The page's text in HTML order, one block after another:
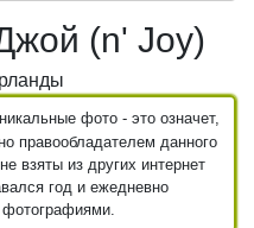
(n' Joy)
фото - это означет,
правообладателем данного
взяты из других интернет
год и ежедневно
фотографиями.